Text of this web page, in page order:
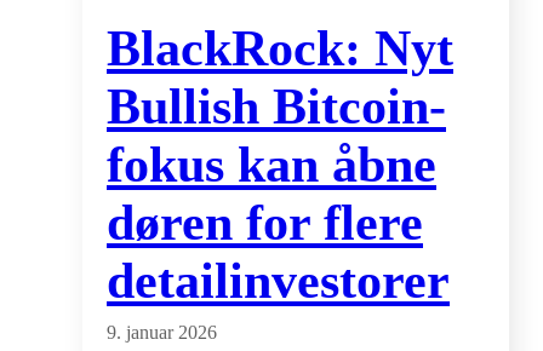
BlackRock: Nyt
Bullish Bitcoin-
fokus kan åbne
døren for flere
detailinvestorer
9. januar 2026